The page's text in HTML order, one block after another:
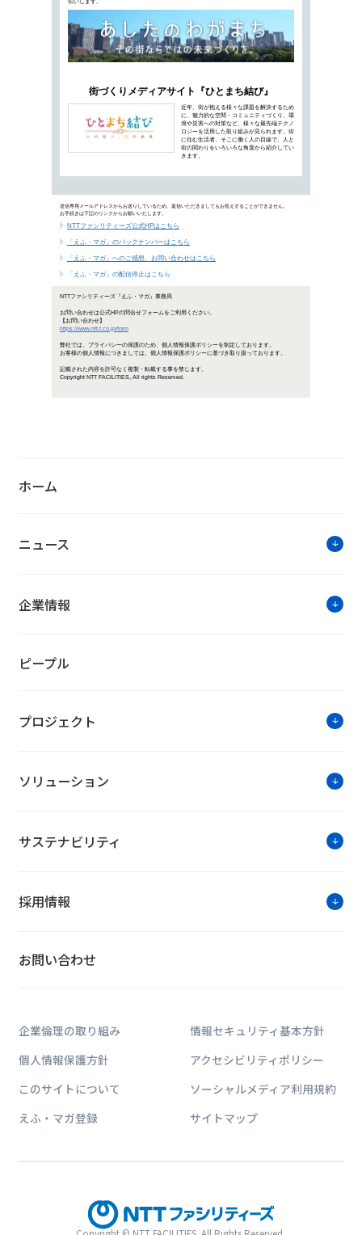
NTTファシリテ
本日より開催！「働き方改革 EXPO
お問い合わせは公式HPの
建築・エネルギー・ICTに関する業界動向
ホーム
ニュース
企業情報
ピープル
プロジェクト
ソリューション
サステナビリティ
採用情報
お問い合わせ
企業倫理の取り組み
情報セキュリティ基本方針
個人情報保護方針
アクセシビリティポリシー
このサイトについて
ソーシャルメディア利用規約
えふ・マガ登録
サイトマップ